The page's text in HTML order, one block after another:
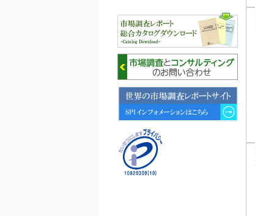
2026年06月15日
6月15日、「中国の医療保険医薬
品リスト 」を発刊しました。
2026年06月01日
6月1日、「2026-27年版 5G SA、
6GにおけるIoT／サービス市場の
動向 」を発刊しました。
2026年04月30日
4月30日、「2026年版 オンライン
診療サービスの現状と将来展望 」
を発刊しました。